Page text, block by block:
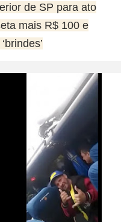
de SP para ato
mais R$ 100 e